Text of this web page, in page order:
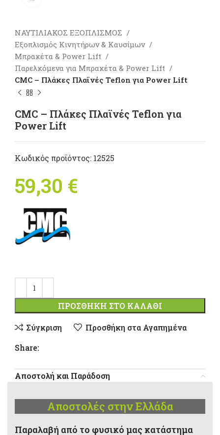
ΝΑΥΤΙΛΙΑΚΟΣ ΕΞΟΠΛΙΣΜΟΣ
Εξοπλισμός Κινητήρων & Καυσίμων
Μπρακέτα & Power Lift
Παρελκόμενα για Μπρακέτα & Power Lift
CMC – Πλάκες Πλαϊνές Teflon για Power Lift
CMC – Πλάκες Πλαϊνές Teflon για
Power Lift
Κωδικός προϊόντος: 12525
59,30 €
ΠΡΟΣΘΉΚΗ ΣΤΟ ΚΑΛΆΘΙ
Σύγκριση
Προσθήκη στα Αγαπημένα
Share:
Αποστολή και Παράδοση
Αποστολές στην Ελλάδα
Παραλαβή από το φυσικό μας κατάστημα